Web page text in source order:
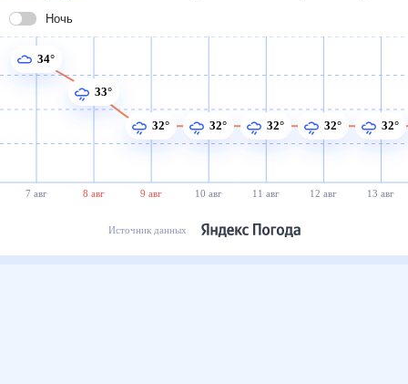
Ночь
7 авг 8 авг 9 авг 10 авг 11 авг 12 авг 13 авг
34°
33°
32° 32° 32° 32° 32°
Источник данных